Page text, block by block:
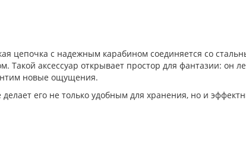
цепочка с надежным карабином соединяется со
аксессуар открывает простор для фантазии: он
новые ощущения.
его не только удобным для хранения, но и